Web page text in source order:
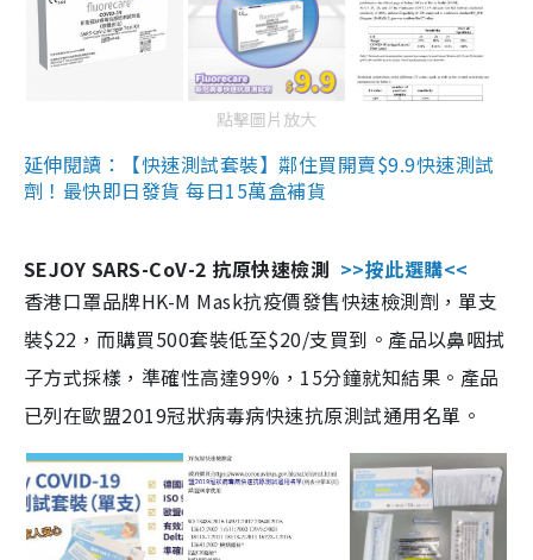
點擊圖片放大
延伸閱讀：【快速測試套裝】鄰住買開賣$9.9快速測試
劑！最快即日發貨 每日15萬盒補貨
SEJOY SARS-CoV-2 抗原快速檢測 >>按此選購<<
香港口罩品牌HK-M Mask抗疫價發售快速檢測劑，單支
裝$22，而購買500套裝低至$20/支買到。產品以鼻咽拭
子方式採樣，準確性高達99%，15分鐘就知結果。產品
已列在歐盟2019冠狀病毒病快速抗原測試通用名單。